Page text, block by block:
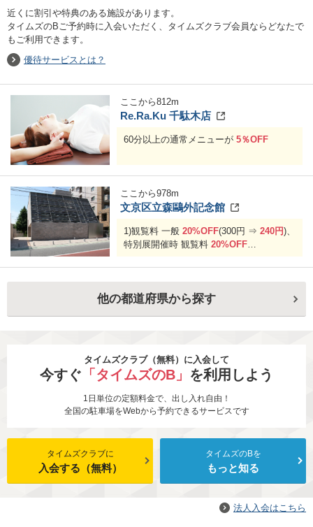
近くに割引や特典のある施設があります。
タイムズのBご予約時に入会いただく、タイムズクラブ会員ならどなたで
もご利用できます。
優待サービスとは？
ここから812m
Re.Ra.Ku 千駄木店
60分以上の通常メニューが 5％OFF
ここから978m
文京区立森鷗外記念館
1)観覧料 一般 20%OFF(300円 ⇒ 240円)、
特別展開催時 観覧料 20%OFF
を除く)20%OFF
他の都道府県から探す
タイムズクラブ（無料）に入会して
今すぐ 「タイムズのB」 を利用しよう
1日単位の定額料金で、出し入れ自由！
全国の駐車場をWebから予約できるサービスです
タイムズクラブに
入会する（無料）
タイムズのBを
もっと知る
法人入会はこちら